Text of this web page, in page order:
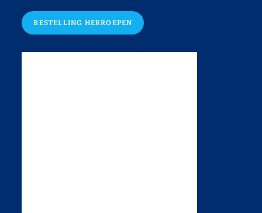
BESTELLING HERROEPEN